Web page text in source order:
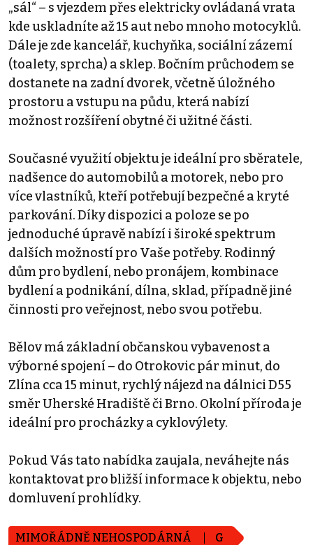
„sál“ – s vjezdem přes elektricky ovládaná vrata
kde uskladníte až 15 aut nebo mnoho motocyklů.
Dále je zde kancelář, kuchyňka, sociální zázemí
(toalety, sprcha) a sklep. Bočním průchodem se
dostanete na zadní dvorek, včetně úložného
prostoru a vstupu na půdu, která nabízí
možnost rozšíření obytné či užitné části.
Současné využití objektu je ideální pro sběratele,
nadšence do automobilů a motorek, nebo pro
více vlastníků, kteří potřebují bezpečné a kryté
parkování. Díky dispozici a poloze se po
jednoduché úpravě nabízí i široké spektrum
dalších možností pro Vaše potřeby. Rodinný
dům pro bydlení, nebo pronájem, kombinace
bydlení a podnikání, dílna, sklad, případně jiné
činnosti pro veřejnost, nebo svou potřebu.
Bělov má základní občanskou vybavenost a
výborné spojení – do Otrokovic pár minut, do
Zlína cca 15 minut, rychlý nájezd na dálnici D55
směr Uherské Hradiště či Brno. Okolní příroda je
ideální pro procházky a cyklovýlety.
Pokud Vás tato nabídka zaujala, neváhejte nás
kontaktovat pro bližší informace k objektu, nebo
domluvení prohlídky.
MIMOŘÁDNĚ NEHOSPODÁRNÁ G